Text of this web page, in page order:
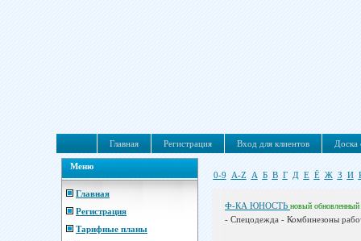
Главная Регистрация Вход для клиентов Доска
Меню
Главная
Регистрация
Тарифные планы
0-9 A-Z А Б В Г Д Е Ё Ж З И
Ф-КА ЮНОСТЬ новый обновленный
- Спецодежда - Комбинезоны